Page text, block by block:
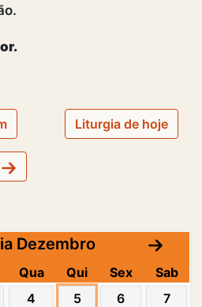
Liturgia de hoje
Dezembro
Qua Qui Sex
Sab
4 5 6
7